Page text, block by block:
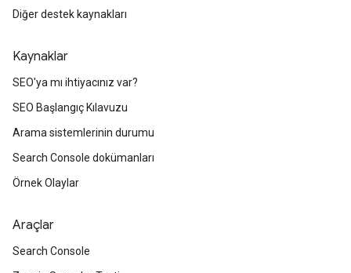
Diğer destek kaynakları
Kaynaklar
SEO'ya mı ihtiyacınız var?
SEO Başlangıç Kılavuzu
Arama sistemlerinin durumu
Search Console dokümanları
Örnek Olaylar
Araçlar
Search Console